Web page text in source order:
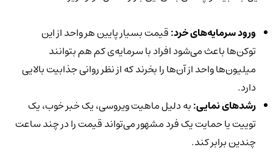
ورود سرمایه‌های خرد:قیمت بسیار پایین هر واحد از این
توکن‌ها باعث می‌شود افراد با سرمایه‌ی کم هم بتوانند
میلیون‌ها واحد از آن‌ها را بخرند که از نظر روانی جذابیت بالایی
دارد.
رشدهای نمایی:به دلیل ماهیت ویروسی، یک خبر خوب، یک
توییت یا حمایت یک فرد مشهور می‌تواند قیمت را در چند ساعت
چندین برابر کند.